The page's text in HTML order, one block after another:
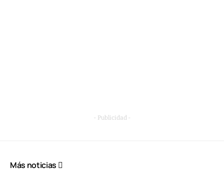
- Publicidad -
Más noticias